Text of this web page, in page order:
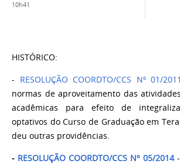
10h41
HISTÓRICO:
- RESOLUÇÃO COORDTO/CCS Nº 01/2011
normas de aproveitamento das
acadêmicas para efeito de
optativos do Curso de Graduação em
deu outras providências.
- RESOLUÇÃO COORDTO/CCS Nº 05/2014